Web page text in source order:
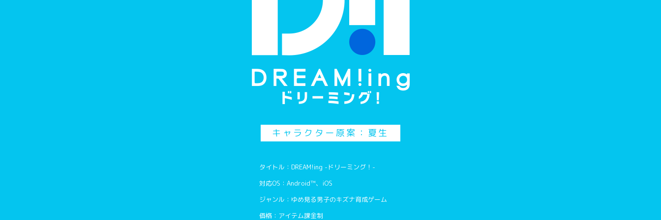
キャラクター原案：夏生
タイトル：DREAM!ing -ドリーミング！-
対応OS：Android™、iOS
ジャンル：ゆめ見る男子のキズナ育成ゲーム
価格：アイテム課金制